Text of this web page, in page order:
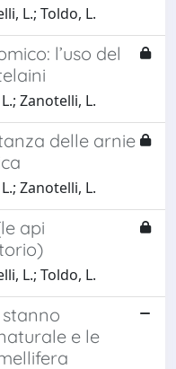
L.; Toldo, L.
l’uso del
Zanotelli, L.
delle arnie
Zanotelli, L.
api
L.; Toldo, L.
e le